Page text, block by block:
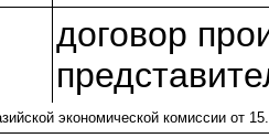
договор
экономической комиссии от